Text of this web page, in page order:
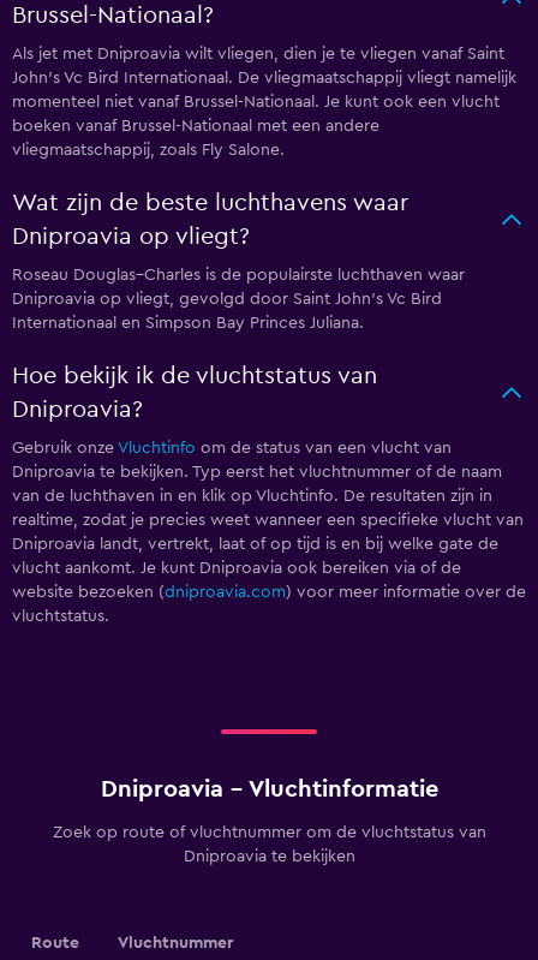
Brussel-Nationaal?
Als jet met Dniproavia wilt vliegen, dien je te vliegen vanaf Saint
John's Vc Bird Internationaal. De vliegmaatschappij vliegt namelijk
momenteel niet vanaf Brussel-Nationaal. Je kunt ook een vlucht
boeken vanaf Brussel-Nationaal met een andere
vliegmaatschappij, zoals Fly Salone.
Wat zijn de beste luchthavens waar
Dniproavia op vliegt?
Roseau Douglas–Charles is de populairste luchthaven waar
Dniproavia op vliegt, gevolgd door Saint John's Vc Bird
Internationaal en Simpson Bay Princes Juliana.
Hoe bekijk ik de vluchtstatus van
Dniproavia?
Gebruik onze Vluchtinfo om de status van een vlucht van
Dniproavia te bekijken. Typ eerst het vluchtnummer of de naam
van de luchthaven in en klik op Vluchtinfo. De resultaten zijn in
realtime, zodat je precies weet wanneer een specifieke vlucht van
Dniproavia landt, vertrekt, laat of op tijd is en bij welke gate de
vlucht aankomt. Je kunt Dniproavia ook bereiken via of de
website bezoeken (dniproavia.com) voor meer informatie over de
vluchtstatus.
Dniproavia - Vluchtinformatie
Zoek op route of vluchtnummer om de vluchtstatus van
Dniproavia te bekijken
Route Vluchtnummer